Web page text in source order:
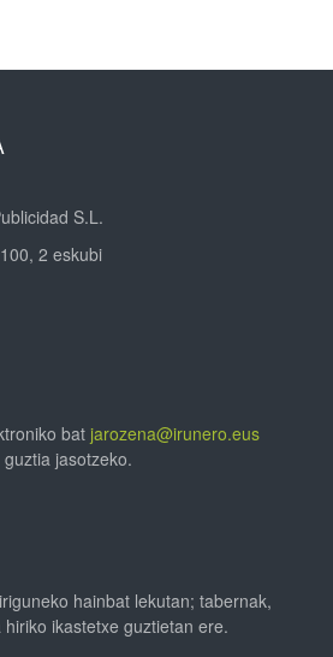
S.L.
2 eskubi
bat jarozena@irunero.eus
jasotzeko.
hainbat lekutan; tabernak,
ikastetxe guztietan ere.